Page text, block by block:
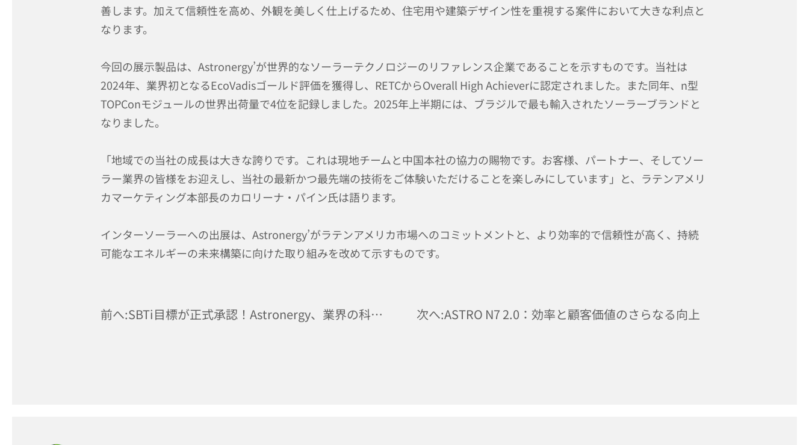
善します。加えて信頼性を高め、外観を美しく仕上げるため、住宅用や建築デザイン性を重視する案件において大きな利点と
なります。
今回の展示製品は、Astronergy’が世界的なソーラーテクノロジーのリファレンス企業であることを示すものです。当社は
2024年、業界初となるEcoVadisゴールド評価を獲得し、RETCからOverall High Achieverに認定されました。また同年、n型
TOPConモジュールの世界出荷量で4位を記録しました。2025年上半期には、ブラジルで最も輸入されたソーラーブランドと
なりました。
「地域での当社の成長は大きな誇りです。これは現地チームと中国本社の協力の賜物です。お客様、パートナー、そしてソー
ラー業界の皆様をお迎えし、当社の最新かつ最先端の技術をご体験いただけることを楽しみにしています」と、ラテンアメリ
カマーケティング本部長のカロリーナ・パイン氏は語ります。
インターソーラーへの出展は、Astronergy’がラテンアメリカ市場へのコミットメントと、より効率的で信頼性が高く、持続
可能なエネルギーの未来構築に向けた取り組みを改めて示すものです。
前へ:SBTi目標が正式承認！Astronergy、業界の科学的カーボン削減をリード 次へ:ASTRO N7 2.0：効率と顧客価値のさらなる向上